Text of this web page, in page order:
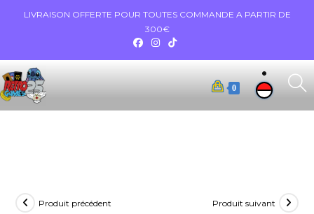
LIVRAISON OFFERTE POUR TOUTES COMMANDE A PARTIR DE
300€
0
Produit précédent Produit suivant